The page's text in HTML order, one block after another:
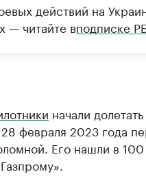
действий на
— читайте вподписке
начали долетать
февраля 2023 года
Его нашли в